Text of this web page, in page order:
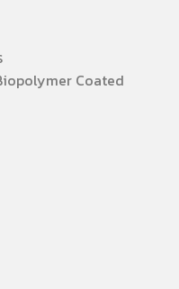
Coated